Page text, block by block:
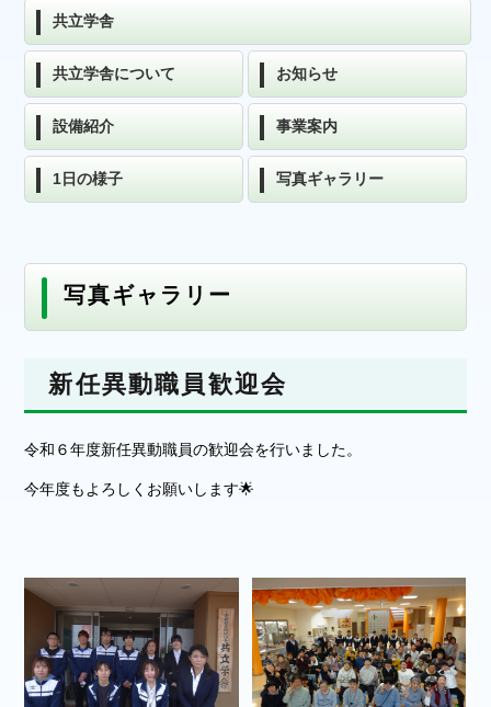
共立学舎
共立学舎について お知らせ
設備紹介 事業案内
1日の様子 写真ギャラリー
写真ギャラリー
新任異動職員歓迎会
令和６年度新任異動職員の歓迎会を行いました。
今年度もよろしくお願いします🌟